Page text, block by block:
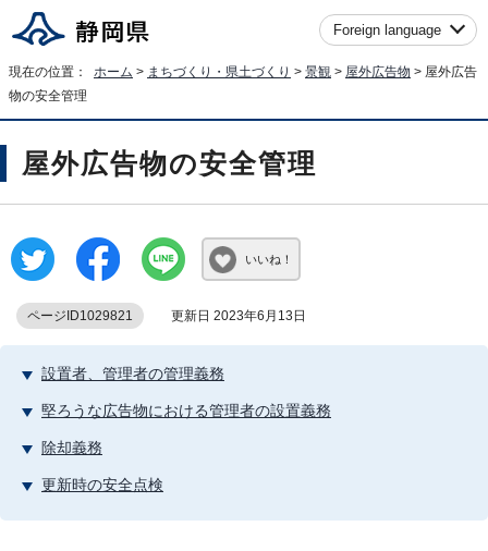
Foreign language
現在の位置： ホーム > まちづくり・県土づくり > 景観 > 屋外広告物 > 屋外広告
物の安全管理
屋外広告物の安全管理
いいね！
ページID1029821 更新日 2023年6月13日
設置者、管理者の管理義務
堅ろうな広告物における管理者の設置義務
除却義務
更新時の安全点検